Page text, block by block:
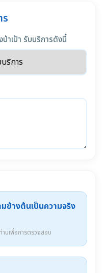
ป่าเป้า รับบริการดังนี้
ข้างต้นเป็นความจริง
านเพื่อการตรวจสอบ